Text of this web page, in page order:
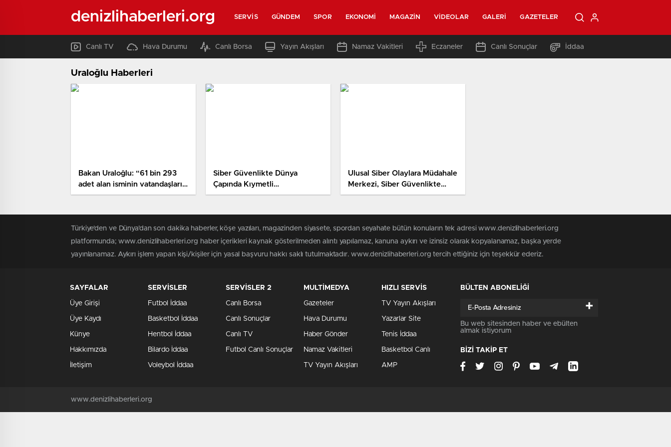
denizlihaberleri.org SERVIS GÜNDEM SPOR EKONOMI MAGAZIN VIDEOLAR GALERI GAZETELER
Canlı TV Hava Durumu Canlı Borsa Yayın Akışları Namaz Vakitleri Eczaneler Canlı Sonuçlar İddaa
Uraloğlu Haberleri
Bakan Uraloğlu: “61 bin 293
adet alan isminin vatandaşları
dolandırmaya yönelik oltalama
Siber Güvenlikte Dünya
Çapında Kıymetli
Muvaffakiyetler
Ulusal Siber Olaylara Müdahale
Merkezi, Siber Güvenlikte
Stratejik Rol Oynuyor
Türkiye'den ve Dünya’dan son dakika haberler, köşe yazıları, magazinden siyasete, spordan seyahate bütün konuların tek adresi www.denizlihaberleri.org
platformunda; www.denizlihaberleri.org haber içerikleri kaynak gösterilmeden alıntı yapılamaz, kanuna aykırı ve izinsiz olarak kopyalanamaz, başka yerde
yayınlanamaz. Aykırı işlem yapan kişi/kişiler için yasal başvuru hakkı saklı tutulmaktadır. www.denizlihaberleri.org tercih ettiğiniz için teşekkür ederiz.
SAYFALAR
Üye Girişi
Üye Kaydı
Künye
Hakkımızda
İletişim
SERVİSLER
Futbol İddaa
Basketbol İddaa
Hentbol İddaa
Bilardo İddaa
Voleybol İddaa
SERVİSLER 2
Canlı Borsa
Canlı Sonuçlar
Canlı TV
Futbol Canlı Sonuçlar
MULTİMEDYA
Gazeteler
Hava Durumu
Haber Gönder
Namaz Vakitleri
TV Yayın Akışları
HIZLI SERVİS
TV Yayın Akışları
Yazarlar Site
Tenis İddaa
Basketbol Canlı
AMP
BÜLTEN ABONELİĞİ
+
Bu web sitesinden haber ve ebülten
almak istiyorum
BİZİ TAKİP ET
www.denizlihaberleri.org